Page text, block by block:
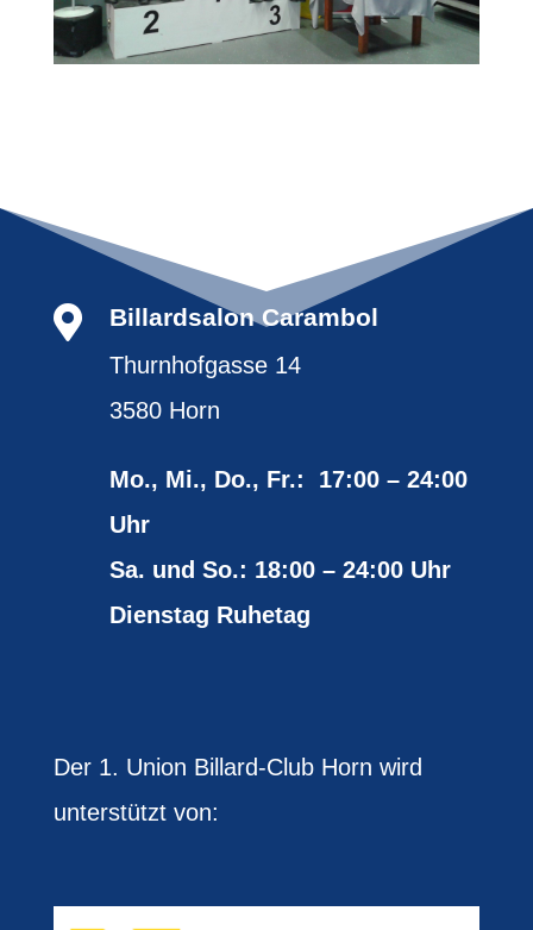
 Billardsalon Carambol
Thurnhofgasse 14
3580 Horn
Mo., Mi., Do., Fr.: 17:00 – 24:00
Uhr
Sa. und So.: 18:00 – 24:00 Uhr
Dienstag Ruhetag
Der 1. Union Billard-Club Horn wird
unterstützt von: